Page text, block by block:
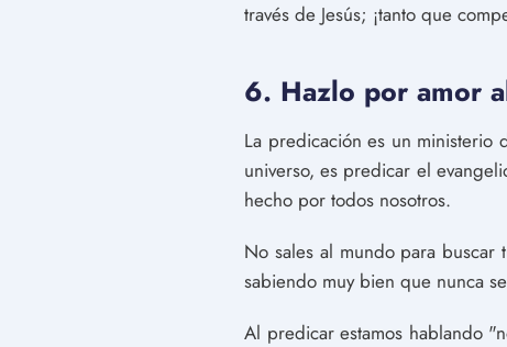
través de Jesús; ¡tanto que
6. Hazlo por amor
La predicación es un ministerio
universo, es predicar el
hecho por todos nosotros.
No sales al mundo para
sabiendo muy bien que nunca
Al predicar estamos hablando